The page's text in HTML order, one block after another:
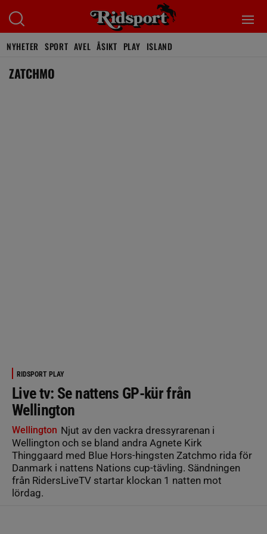
NYHETER SPORT AVEL ÅSIKT PLAY ISLAND
ZATCHMO
RIDSPORT PLAY
Live tv: Se nattens GP-kür från
Wellington
Wellington Njut av den vackra dressyrarenan i
Wellington och se bland andra Agnete Kirk
Thinggaard med Blue Hors-hingsten Zatchmo rida för
Danmark i nattens Nations cup-tävling. Sändningen
från RidersLiveTV startar klockan 1 natten mot
lördag.